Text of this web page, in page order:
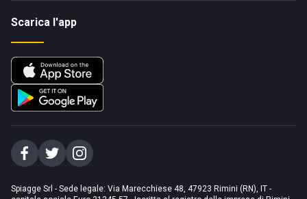
Scarica l'app
Spiagge Srl - Sede legale: Via Marecchiese 48, 47923 Rimini (RN), IT -